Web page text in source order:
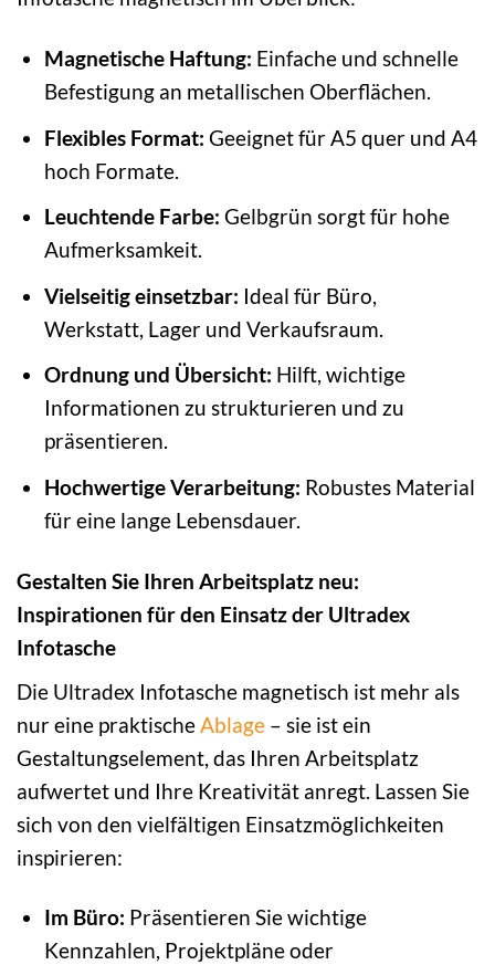
Magnetische Haftung: Einfache und schnelle
Befestigung an metallischen Oberflächen.
Flexibles Format: Geeignet für A5 quer und A4
hoch Formate.
Leuchtende Farbe: Gelbgrün sorgt für hohe
Aufmerksamkeit.
Vielseitig einsetzbar: Ideal für Büro,
Werkstatt, Lager und Verkaufsraum.
Ordnung und Übersicht: Hilft, wichtige
Informationen zu strukturieren und zu
präsentieren.
Hochwertige Verarbeitung: Robustes Material
für eine lange Lebensdauer.
Gestalten Sie Ihren Arbeitsplatz neu:
Inspirationen für den Einsatz der Ultradex
Infotasche
Die Ultradex Infotasche magnetisch ist mehr als
nur eine praktische Ablage – sie ist ein
Gestaltungselement, das Ihren Arbeitsplatz
aufwertet und Ihre Kreativität anregt. Lassen Sie
sich von den vielfältigen Einsatzmöglichkeiten
inspirieren:
Im Büro: Präsentieren Sie wichtige
Kennzahlen, Projektpläne oder